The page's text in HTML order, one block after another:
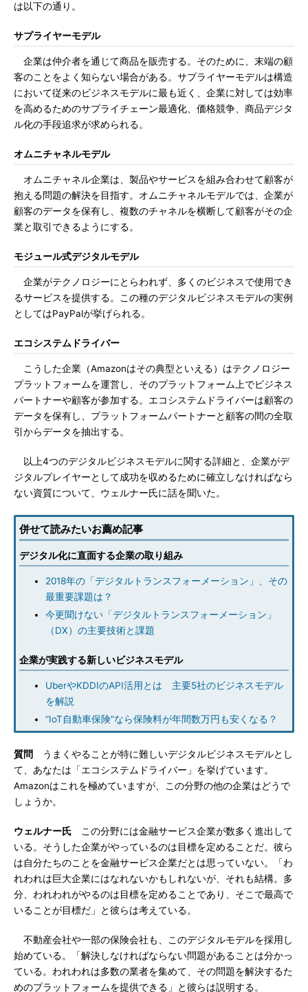
は以下の通り。
サプライヤーモデル
企業は仲介者を通じて商品を販売する。そのために、末端の顧
客のことをよく知らない場合がある。サプライヤーモデルは構造
において従来のビジネスモデルに最も近く、企業に対しては効率
を高めるためのサプライチェーン最適化、価格競争、商品デジタ
ル化の手段追求が求められる。
オムニチャネルモデル
オムニチャネル企業は、製品やサービスを組み合わせて顧客が
抱える問題の解決を目指す。オムニチャネルモデルでは、企業が
顧客のデータを保有し、複数のチャネルを横断して顧客がその企
業と取引できるようにする。
モジュール式デジタルモデル
企業がテクノロジーにとらわれず、多くのビジネスで使用でき
るサービスを提供する。この種のデジタルビジネスモデルの実例
としてはPayPalが挙げられる。
エコシステムドライバー
こうした企業（Amazonはその典型といえる）はテクノロジー
プラットフォームを運営し、そのプラットフォーム上でビジネス
パートナーや顧客が参加する。エコシステムドライバーは顧客の
データを保有し、プラットフォームパートナーと顧客の間の全取
引からデータを抽出する。
以上4つのデジタルビジネスモデルに関する詳細と、企業がデ
ジタルプレイヤーとして成功を収めるために確立しなければなら
ない資質について、ウェルナー氏に話を聞いた。
併せて読みたいお薦め記事
デジタル化に直面する企業の取り組み
2018年の「デジタルトランスフォーメーション」、その
最重要課題は？
今更聞けない「デジタルトランスフォーメーション」
（DX）の主要技術と課題
企業が実践する新しいビジネスモデル
UberやKDDIのAPI活用とは 主要5社のビジネスモデル
を解説
“IoT自動車保険”なら保険料が年間数万円も安くなる？
質問
うまくやることが特に難しいデジタルビジネスモデルとし
て、あなたは「エコシステムドライバー」を挙げています。
Amazonはこれを極めていますが、この分野の他の企業はどうで
しょうか。
ウェルナー氏 この分野には金融サービス企業が数多く進出して
いる。そうした企業がやっているのは目標を定めることだ。彼ら
は自分たちのことを金融サービス企業だとは思っていない。「わ
れわれは巨大企業にはなれないかもしれないが、それも結構。多
分、われわれがやるのは目標を定めることであり、そこで最高で
いることが目標だ」と彼らは考えている。
不動産会社や一部の保険会社も、このデジタルモデルを採用し
始めている。「解決しなければならない問題があることは分かっ
ている。われわれは多数の業者を集めて、その問題を解決するた
めのプラットフォームを提供できる」と彼らは説明する。